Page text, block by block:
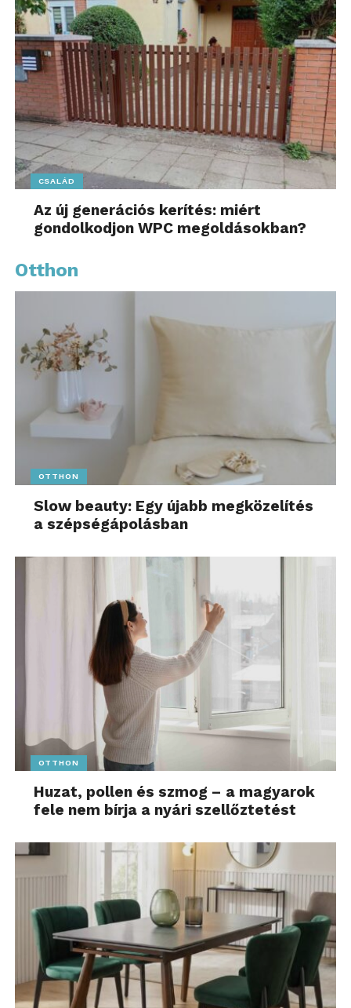
CSALÁD
Az új generációs kerítés: miért
gondolkodjon WPC megoldásokban?
Otthon
OTTHON
Slow beauty: Egy újabb megközelítés
a szépségápolásban
OTTHON
Huzat, pollen és szmog – a magyarok
fele nem bírja a nyári szellőztetést